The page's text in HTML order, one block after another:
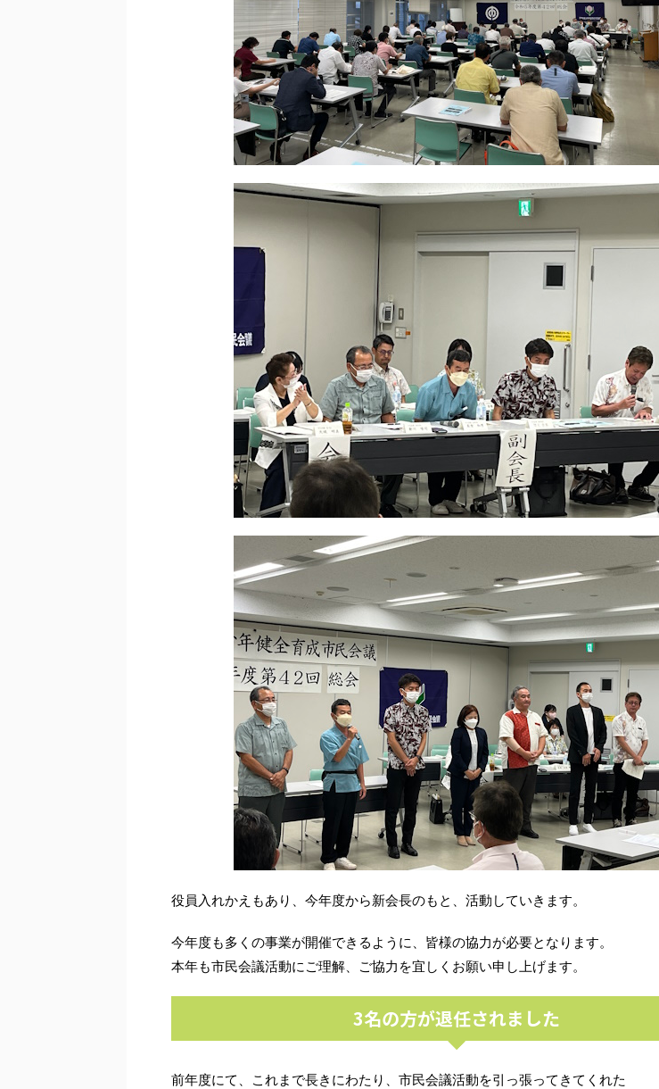
役員入れかえもあり、今年度から新会長のもと、活動していきます。
今年度も多くの事業が開催できるように、皆様の協力が必要となります。
本年も市民会議活動にご理解、ご協力を宜しくお願い申し上げます。
3名の方が退任されました
前年度にて、これまで長きにわたり、市民会議活動を引っ張ってきてくれた